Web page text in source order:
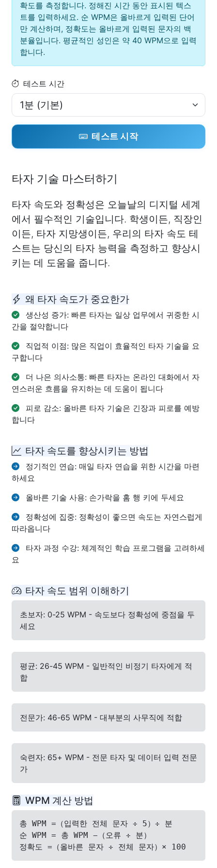
확도를 측정합니다. 정해진 시간 동안 표시된 텍스
트를 입력하세요. 순 WPM은 올바르게 입력된 단어
만 계산하며, 정확도는 올바르게 입력된 문자의 백
분율입니다. 평균적인 성인은 약 40 WPM으로 입력
합니다.
테스트 시간
테스트 시작
타자 기술 마스터하기
타자 속도와 정확성은 오늘날의 디지털 세계
에서 필수적인 기술입니다. 학생이든, 직장인
이든, 타자 지망생이든, 우리의 타자 속도 테
스트는 당신의 타자 능력을 측정하고 향상시
키는 데 도움을 줍니다.
왜 타자 속도가 중요한가
생산성 증가: 빠른 타자는 일상 업무에서 귀중한 시
간을 절약합니다
직업적 이점: 많은 직업이 효율적인 타자 기술을 요
구합니다
더 나은 의사소통: 빠른 타자는 온라인 대화에서 자
연스러운 흐름을 유지하는 데 도움이 됩니다
피로 감소: 올바른 타자 기술은 긴장과 피로를 예방
합니다
타자 속도를 향상시키는 방법
정기적인 연습: 매일 타자 연습을 위한 시간을 마련
하세요
올바른 기술 사용: 손가락을 홈 행 키에 두세요
정확성에 집중: 정확성이 좋으면 속도는 자연스럽게
따라옵니다
타자 과정 수강: 체계적인 학습 프로그램을 고려하세
요
타자 속도 범위 이해하기
초보자: 0-25 WPM - 속도보다 정확성에 중점을 두
세요
평균: 26-45 WPM - 일반적인 비정기 타자에게 적
합
전문가: 46-65 WPM - 대부분의 사무직에 적합
숙련자: 65+ WPM - 전문 타자 및 데이터 입력 전문
가
WPM 계산 방법
총 WPM =（입력한 전체 문자 ÷ 5）÷ 분
순 WPM = 총 WPM −（오류 ÷ 분）
정확도 =（올바른 문자 ÷ 전체 문자）× 100